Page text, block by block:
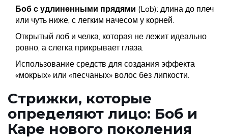
Боб с удлиненными прядями (Lob): длина до плеч
или чуть ниже, с легким начесом у корней.
Открытый лоб и челка, которая не лежит идеально
ровно, а слегка прикрывает глаза.
Использование средств для создания эффекта
«мокрых» или «песчаных» волос без липкости.
Стрижки, которые
определяют лицо: Боб и
Каре нового поколения